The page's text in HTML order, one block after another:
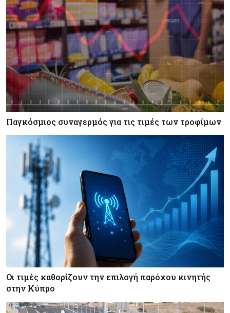
Κόσμος 07-08-2026
Σαουδική Αραβία, Πακιστάν και Τουρκία
υπογράφουν συμφωνία για αμοιβαία άμυνα
Εμπορεύματα 07-08-2026
Πετρέλαιο: Πιάνει και πάλι τα 83 δολάρια το
Brent μετά το σχέδιο του Ιράν για τα Στενά του
Ορμούζ
Κόσμος 07-08-2026
Ευρωπαϊκή αυτοκινητοβιομηχανία: Αναζητά
σωσίβιο στην Κίνα
Κύπρος 07-08-2026
Πώς οι κυπριακές τράπεζες «τιμολογούν» τον
πόλεμο
Παγκόσμιος συναγερμός για τις τιμές των τροφίμων
Οι τιμές καθορίζουν την επιλογή παρόχου κινητής
στην Κύπρο